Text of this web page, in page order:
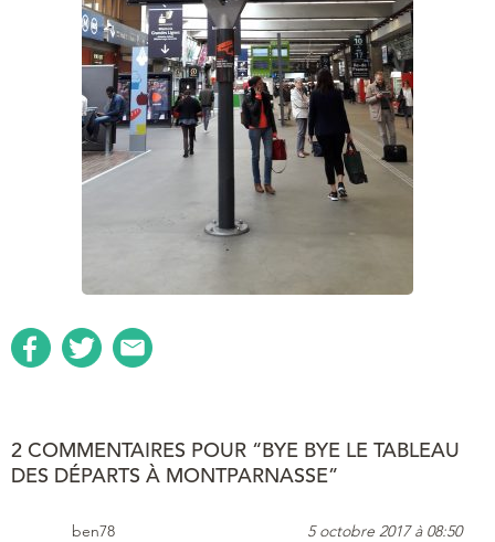
2 COMMENTAIRES POUR “BYE BYE LE TABLEAU
DES DÉPARTS À MONTPARNASSE”
ben78 5 octobre 2017 à 08:50